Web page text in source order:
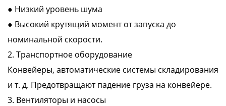
● Низкий уровень шума
● Высокий крутящий момент от запуска до
номинальной скорости.
2. Транспортное оборудование
Конвейеры, автоматические системы складирования
и т. д. Предотвращают падение груза на конвейере.
3. Вентиляторы и насосы